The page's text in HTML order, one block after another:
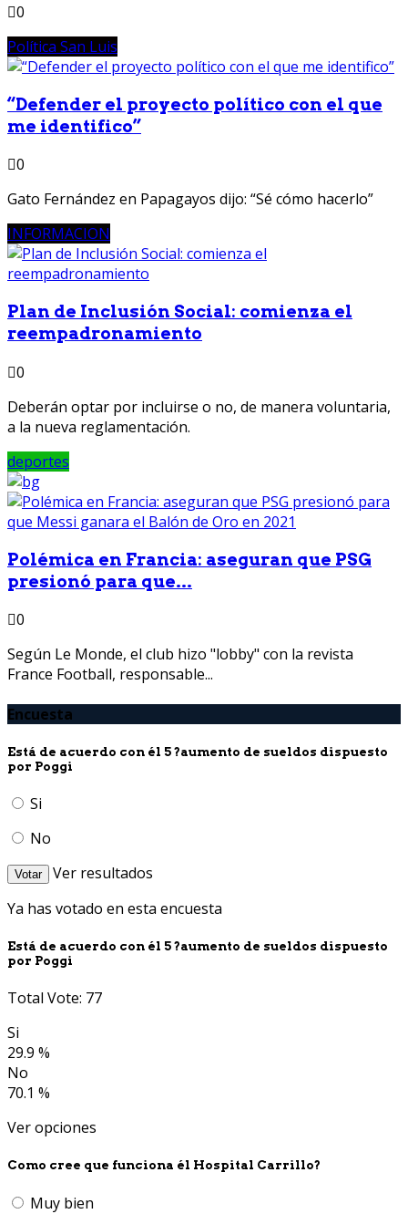
0
Política San Luis
“Defender el proyecto político con el que
me identifico”
0
Gato Fernández en Papagayos dijo: “Sé cómo hacerlo”
INFORMACION
Plan de Inclusión Social: comienza el
reempadronamiento
0
Deberán optar por incluirse o no, de manera voluntaria,
a la nueva reglamentación.
deportes
Polémica en Francia: aseguran que PSG
presionó para que...
0
Según Le Monde, el club hizo "lobby" con la revista
France Football, responsable...
Encuesta
Está de acuerdo con él 5 ?aumento de sueldos dispuesto
por Poggi
Si
No
Votar
Ver resultados
Ya has votado en esta encuesta
Está de acuerdo con él 5 ?aumento de sueldos dispuesto
por Poggi
Total Vote: 77
Si
29.9 %
No
70.1 %
Ver opciones
Como cree que funciona él Hospital Carrillo?
Muy bien